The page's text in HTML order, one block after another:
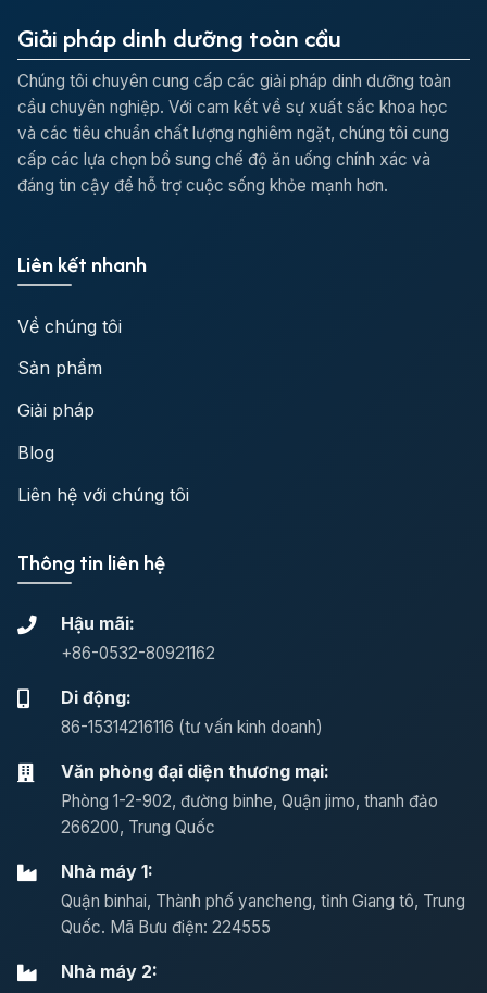
Giải pháp dinh dưỡng toàn cầu
Chúng tôi chuyên cung cấp các giải pháp dinh dưỡng toàn
cầu chuyên nghiệp. Với cam kết về sự xuất sắc khoa học
và các tiêu chuẩn chất lượng nghiêm ngặt, chúng tôi cung
cấp các lựa chọn bổ sung chế độ ăn uống chính xác và
đáng tin cậy để hỗ trợ cuộc sống khỏe mạnh hơn.
Liên kết nhanh
Về chúng tôi
Sản phẩm
Giải pháp
Blog
Liên hệ với chúng tôi
Thông tin liên hệ
Hậu mãi:
+86-0532-80921162
Di động:
86-15314216116 (tư vấn kinh doanh)
Văn phòng đại diện thương mại:
Phòng 1-2-902, đường binhe, Quận jimo, thanh đảo
266200, Trung Quốc
Nhà máy 1:
Quận binhai, Thành phố yancheng, tỉnh Giang tô, Trung
Quốc. Mã Bưu điện: 224555
Nhà máy 2: